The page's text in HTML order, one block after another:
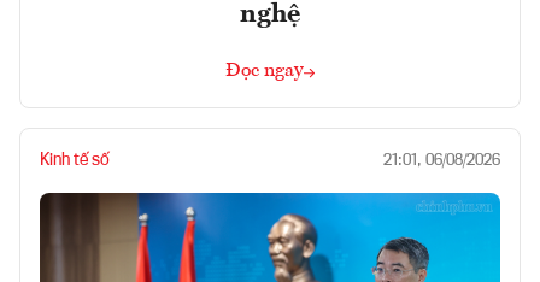
nghệ
Đọc ngay
Kinh tế số 21:01, 06/08/2026